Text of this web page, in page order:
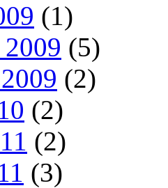
(1)
(5)
(2)
(2)
(2)
(3)